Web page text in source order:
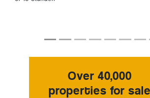
Over 40,000
properties for sale